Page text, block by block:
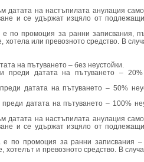
датата на настъпилата анулация
и се удържат изцяло от
е по промоция за ранни
или превозното средство. В
на пътуването – без неустойки.
датата на пътуването – 20%
датата на пътуването – 50%
датата на пътуването – 100%
датата на настъпилата анулация
и се удържат изцяло от
е по промоция за ранни
хотелът и превозното средство. В